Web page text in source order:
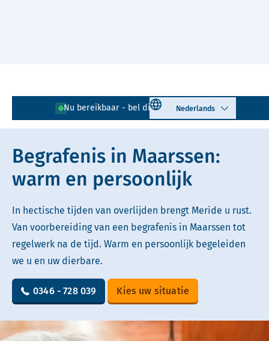
Nu bereikbaar - bel direct! 0346 - 728 039
Select language
Lees voor Uitleg woorden
Simpele tekst
Begrafenis in Maarssen:
warm en persoonlijk
In hectische tijden van overlijden brengt Meride u rust.
Van voorbereiding van een begrafenis in Maarssen tot
regelwerk na de tijd. Warm en persoonlijk begeleiden
we u en uw dierbare.
0346 - 728 039 Kies uw situatie